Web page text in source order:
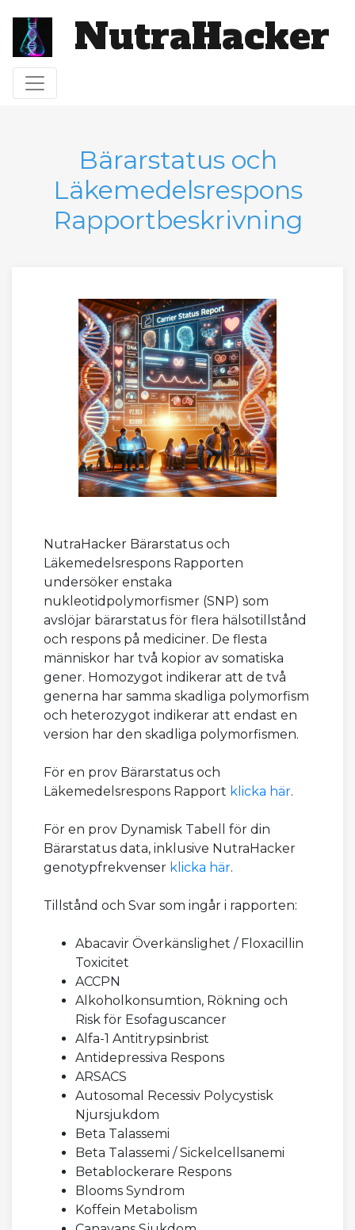
NutraHacker
Toggle navigation
Bärarstatus och
Läkemedelsrespons
Rapportbeskrivning
NutraHacker Bärarstatus och
Läkemedelsrespons Rapporten
undersöker enstaka
nukleotidpolymorfismer (SNP) som
avslöjar bärarstatus för flera hälsotillstånd
och respons på mediciner. De flesta
människor har två kopior av somatiska
gener. Homozygot indikerar att de två
generna har samma skadliga polymorfism
och heterozygot indikerar att endast en
version har den skadliga polymorfismen.
För en prov Bärarstatus och
Läkemedelsrespons Rapport klicka här.
För en prov Dynamisk Tabell för din
Bärarstatus data, inklusive NutraHacker
genotypfrekvenser klicka här.
Tillstånd och Svar som ingår i rapporten:
Abacavir Överkänslighet / Floxacillin
Toxicitet
ACCPN
Alkoholkonsumtion, Rökning och
Risk för Esofaguscancer
Alfa-1 Antitrypsinbrist
Antidepressiva Respons
ARSACS
Autosomal Recessiv Polycystisk
Njursjukdom
Beta Talassemi
Beta Talassemi / Sickelcellsanemi
Betablockerare Respons
Blooms Syndrom
Koffein Metabolism